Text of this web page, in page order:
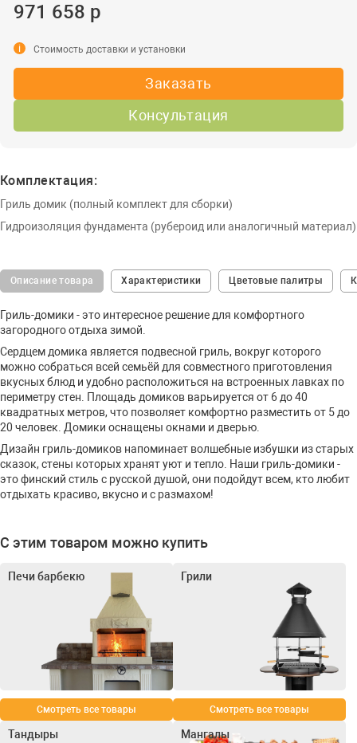
971 658 р
Заказать
Консультация
i Стоимость доставки и установки
Комплектация:
Гриль домик (полный комплект для сборки)
Гидроизоляция фундамента (рубероид или аналогичный материал)
Описание товара Характеристики Цветовые палитры
Гриль-домики - это интересное решение для комфортного
загородного отдыха зимой.
Сердцем домика является подвесной гриль, вокруг которого
можно собраться всей семьёй для совместного приготовления
вкусных блюд и удобно расположиться на встроенных лавках по
периметру стен. Площадь домиков варьируется от 6 до 40
квадратных метров, что позволяет комфортно разместить от 5 до
20 человек. Домики оснащены окнами и дверью.
Дизайн гриль-домиков напоминает волшебные избушки из старых
сказок, стены которых хранят уют и тепло. Наши гриль-домики -
это финский стиль с русской душой, они подойдут всем, кто любит
отдыхать красиво, вкусно и с размахом!
С этим товаром можно купить
Печи барбекю
Смотреть все товары
Грили
Смотреть все товары
Тандыры Мангалы